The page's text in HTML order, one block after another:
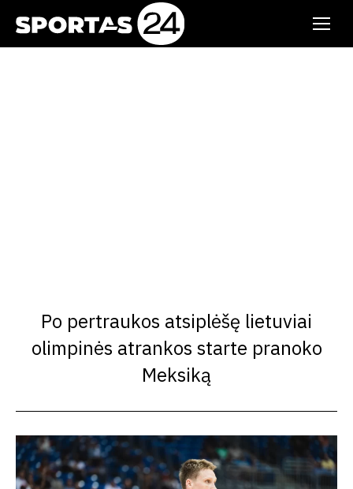
Po pertraukos atsiplėšę lietuviai
olimpinės atrankos starte pranoko
Meksiką